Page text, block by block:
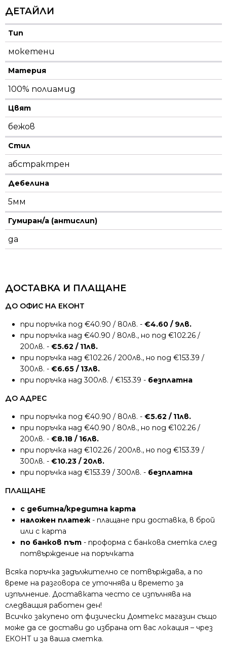
ДЕТАЙЛИ
Тип
мокетени
Материя
100% полиамид
Цвят
бежов
Стил
абстрактрен
Дебелина
5мм
Гумиран/а (антислип)
да
ДОСТАВКА И ПЛАЩАНЕ
ДО ОФИС НА ЕКОНТ
при поръчка под €40.90 / 80лв. - €4.60 / 9лв.
при поръчка над €40.90 / 80лв., но под €102.26 /
200лв. - €5.62 / 11лв.
при поръчка над €102.26 / 200лв., но под €153.39 /
300лв. - €6.65 / 13лв.
при поръчка над 300лв. / €153.39 - безплатна
ДО АДРЕС
при поръчка под €40.90 / 80лв. - €5.62 / 11лв.
при поръчка над €40.90 / 80лв., но под €102.26 /
200лв. - €8.18 / 16лв.
при поръчка над €102.26 / 200лв., но под €153.39 /
300лв. - €10.23 / 20лв.
при поръчка над €153.39 / 300лв. - безплатна
ПЛАЩАНЕ
с дебитна/кредитна карта
наложен платеж - плащане при доставка, в брой
или с карта
по банков път - проформа с банкова сметка след
потвърждение на поръчката
Всяка поръчка задължително се потвърждава, а по
време на разговора се уточнява и времето за
изпълнение. Доставката често се изпълнява на
следващия работен ден!
Всичко закупено от физически Домтекс магазин също
може да се достави до избрана от вас локация – чрез
ЕКОНТ и за ваша сметка.